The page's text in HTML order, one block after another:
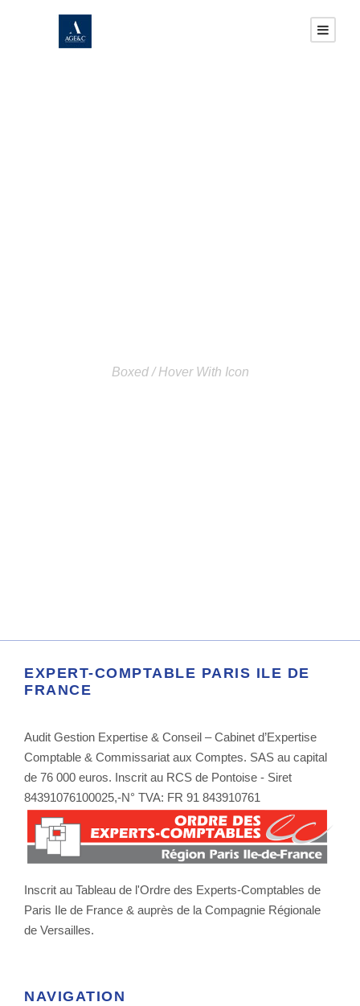
Boxed / Hover With Icon
EXPERT-COMPTABLE PARIS ILE DE
FRANCE
Audit Gestion Expertise & Conseil – Cabinet d’Expertise
Comptable & Commissariat aux Comptes. SAS au capital
de 76 000 euros. Inscrit au RCS de Pontoise - Siret
84391076100025,-N° TVA: FR 91 843910761
Inscrit au Tableau de l'Ordre des Experts-Comptables de
Paris Ile de France & auprès de la Compagnie Régionale
de Versailles.
NAVIGATION